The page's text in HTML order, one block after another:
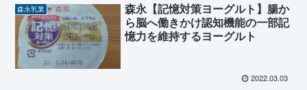
森永乳業
森永【記憶対策ヨーグルト】腸か
ら脳へ働きかけ認知機能の一部記
憶力を維持するヨーグルト
2022.03.03